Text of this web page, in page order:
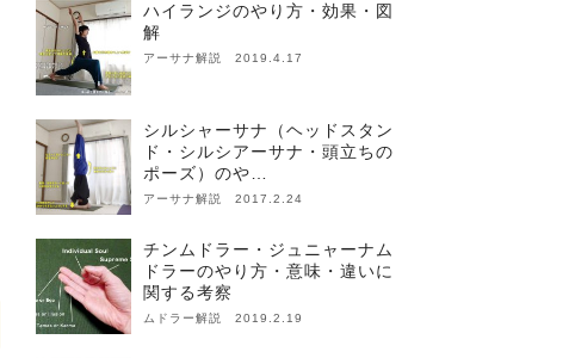
ハイランジのやり方・効果・図
解
アーサナ解説 2019.4.17
シルシャーサナ（ヘッドスタン
ド・シルシアーサナ・頭立ちの
ポーズ）のや…
アーサナ解説 2017.2.24
チンムドラー・ジュニャーナム
ドラーのやり方・意味・違いに
関する考察
ムドラー解説 2019.2.19